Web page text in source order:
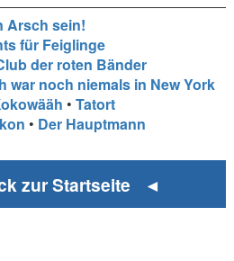
Arsch sein!
für Feiglinge
der roten Bänder
war noch niemals in New York
•Tatort
• Der Hauptmann
zur Startseite ◄